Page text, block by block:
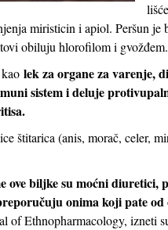
miristicin i apiol. Peršun
obiluju hlorofilom i gvožđem.
lek za organe za varenje,
sistem i deluje
štitarica (anis, morač, celer,
ove biljke su moćni diuretici,
onima koji pate
of Ethnopharmacology, izneti